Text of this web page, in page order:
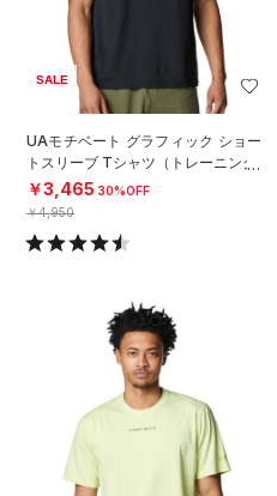
SALE
UAモチベート グラフィック ショー
トスリーブ Tシャツ（トレーニング/
MEN）
￥3,465 30%OFF
￥4,950